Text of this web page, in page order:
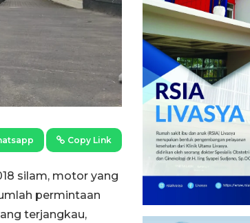
Copy Link
silam, motor yang
permintaan
terjangkau,